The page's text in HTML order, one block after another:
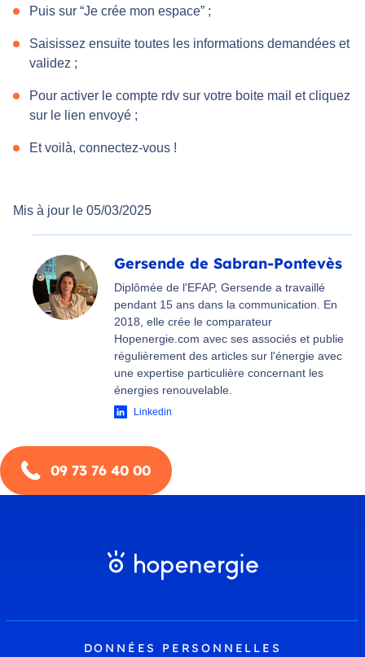
Puis sur “Je crée mon espace” ;
Saisissez ensuite toutes les informations demandées et
validez ;
Pour activer le compte rdv sur votre boite mail et cliquez
sur le lien envoyé ;
Et voilà, connectez-vous !
Mis à jour le 05/03/2025
Gersende de Sabran-Pontevès
Diplômée de l'EFAP, Gersende a travaillé
pendant 15 ans dans la communication. En
2018, elle crée le comparateur
Hopenergie.com avec ses associés et publie
régulièrement des articles sur l'énergie avec
une expertise particulière concernant les
énergies renouvelable.
Linkedin
09 73 76 40 00
DONNÉES PERSONNELLES